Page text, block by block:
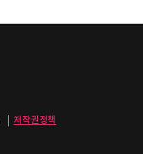
저작권정책